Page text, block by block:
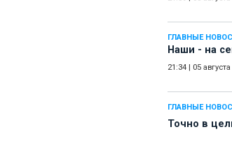
ГЛАВНЫЕ
Наши - на
21:34 05 августа
ГЛАВНЫЕ
Точно в